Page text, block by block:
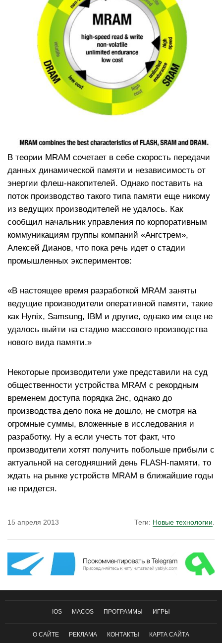
В теории MRAM сочетает в себе скорость передачи
данных динамической памяти и независимость от
энергии флеш-накопителей. Однако поставить на
поток производство такого типа памяти еще никому
из ведущих производителей не удалось. Как
сообщил начальник управления по корпоративным
коммуникациям группы компаний «Ангстрем»,
Алексей Дианов, что пока речь идет о стадии
промышленных экспериментов:
«В настоящее время разработкой MRAM заняты
ведущие производители оперативной памяти, такие
как Hynix, Samsung, IBM и другие, однако им еще не
удалось выйти на стадию массового производства
нового вида памяти.»
Некоторые производители уже представили на суд
общественности устройства MRAM с рекордным
временем доступа порядка 2нс, однако до
производства дело пока не дошло, не смотря на
огромные суммы, вложенные в исследования и
разработку. Ну а если учесть тот факт, что
производители хотят получить побольше прибыли с
актуальной на сегодняшний день FLASH-памяти, то
ждать на рынке устройств MRAM в ближайшие годы
не придется.
15 апреля 2013 Теги: Новые технологии
IOS MACOS ПРОГРАММЫ ИГРЫ
О САЙТЕ РЕКЛАМА КОНТАКТЫ КАРТА САЙТА